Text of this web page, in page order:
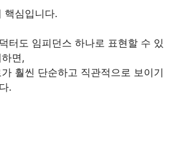
핵심입니다.
터도 임피던스 하나로 표현할 수 있
면,
훨씬 단순하고 직관적으로 보이기
.